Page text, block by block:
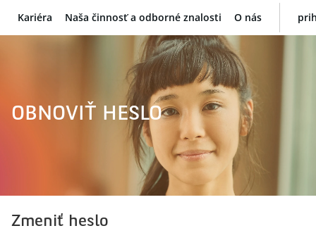
BNP Paribas
Kariéra Naša činnosť a odborné znalosti O nás
OBNOVIŤ HESLO
Zmeniť heslo